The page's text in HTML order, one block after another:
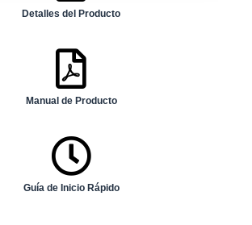
Detalles del Producto
Manual de Producto
Guía de Inicio Rápido